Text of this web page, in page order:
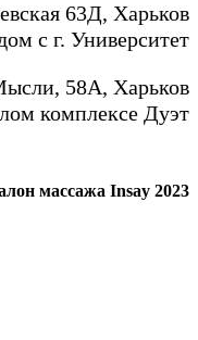
63Д, Харьков
с г. Университет
58А, Харьков
комплексе Дуэт
массажа Insay 2023